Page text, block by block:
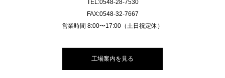
TEL:0548-28-7530
FAX:0548-32-7667
営業時間 8:00〜17:00（土日祝定休）
工場案内を見る